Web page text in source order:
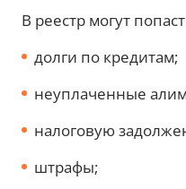
В реестр могут
долги по кредитам;
неуплаченные
налоговую
штрафы;